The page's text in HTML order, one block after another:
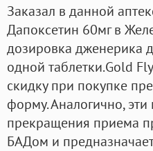
Заказал в данной
Дапоксетин 60мг в
дозировка дженерика
одной таблетки.Gold
скидку при покупке
форму. Аналогично,
прекращения приема
БАДом и